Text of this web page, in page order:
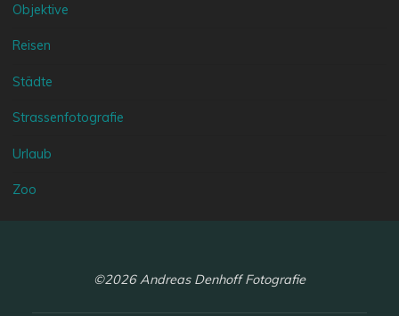
Objektive
Reisen
Städte
Strassenfotografie
Urlaub
Zoo
©2026 Andreas Denhoff Fotografie